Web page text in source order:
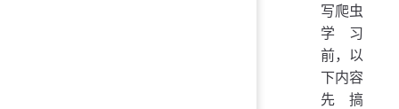
写爬虫
学习
前，以
下内容
先搞